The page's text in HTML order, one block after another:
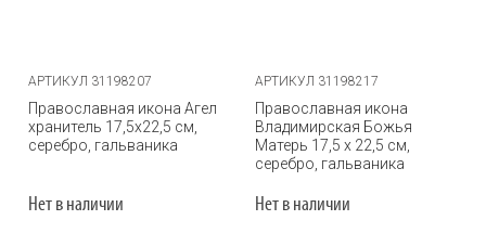
АРТИКУЛ 31198207
Православная икона Агел
хранитель 17,5х22,5 см,
серебро, гальваника
Нет в наличии
АРТИКУЛ 31198217
Православная икона
Владимирская Божья
Матерь 17,5 х 22,5 см,
серебро, гальваника
Нет в наличии